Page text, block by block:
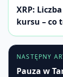
XRP:
kursu – co
NASTĘPNY
Pauza w